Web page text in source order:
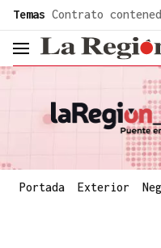
Temas Contrato
header.menu.open
Portada Exterior